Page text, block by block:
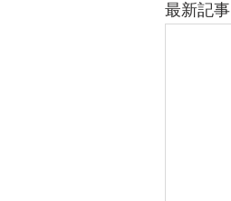
最新記事